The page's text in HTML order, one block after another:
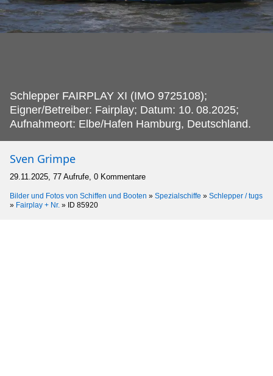
Schlepper FAIRPLAY XI (IMO 9725108);
Eigner/Betreiber: Fairplay; Datum: 10. 08.2025;
Aufnahmeort: Elbe/Hafen Hamburg, Deutschland.
Sven Grimpe
29.11.2025, 77 Aufrufe, 0 Kommentare
Bilder und Fotos von Schiffen und Booten » Spezialschiffe » Schlepper / tugs
» Fairplay + Nr. » ID 85920